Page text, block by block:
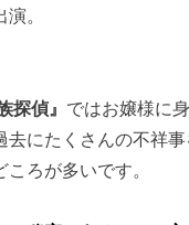
。
探偵』 ではお嬢様に
去にたくさんの不祥
ろが多いです。